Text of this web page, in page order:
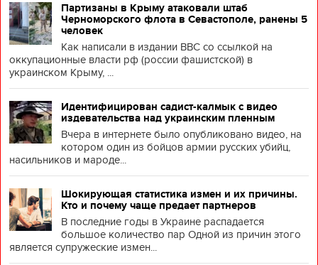
Партизаны в Крыму атаковали штаб
Черноморского флота в Севастополе, ранены 5
человек
Как написали в издании BBC со ссылкой на
оккупационные власти рф (россии фашистской) в
украинском Крыму, ...
Идентифицирован садист-калмык с видео
издевательства над украинским пленным
Вчера в интернете было опубликовано видео, на
котором один из бойцов армии русских убийц,
насильников и мароде...
Шокирующая статистика измен и их причины.
Кто и почему чаще предает партнеров
В последние годы в Украине распадается
большое количество пар Одной из причин этого
является супружеские измен...